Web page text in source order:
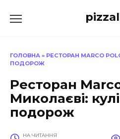
до
ГОЛОВНА » РЕСТОРАН MARCO
ПОДОРОЖ
Ресторан
Миколаєві:
подорож
НА ЧИТАННЯ